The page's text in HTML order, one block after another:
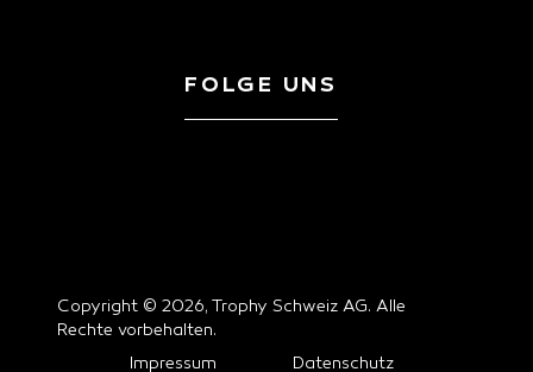
FOLGE UNS
Copyright © 2026, Trophy Schweiz AG. Alle
Rechte vorbehalten.
Impressum
Datenschutz